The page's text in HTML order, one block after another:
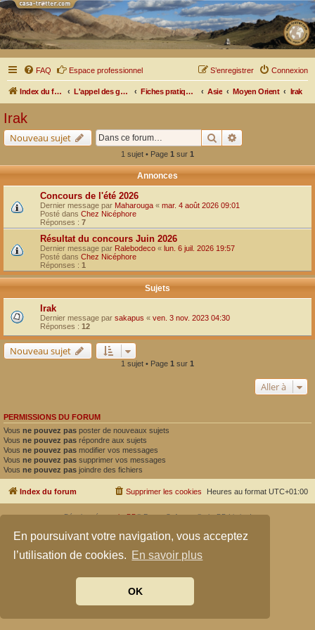
En poursuivant votre navigation, vous acceptez
l’utilisation de cookies. En savoir plus
OK
FAQ Espace professionnel Connexion
S’enregistrer
Index du forum L'appel des grands espaces Fiches pratiques par pays, pistes et bivouacs Asie Moyen Orient Irak
Irak
Nouveau sujet Rechercher
1 sujet • Page 1 sur 1
Annonces
Concours de l'été 2026
Dernier message par Maharouga « mar. 4 août 2026 09:01
Posté dans Chez Nicéphore
Réponses : 7
Résultat du concours Juin 2026
Dernier message par Ralebodeco « lun. 6 juil. 2026 19:57
Posté dans Chez Nicéphore
Réponses : 1
Sujets
Irak
Dernier message par sakapus « ven. 3 nov. 2023 04:30
Réponses : 12
Nouveau sujet
1 sujet • Page 1 sur 1
Aller à
PERMISSIONS DU FORUM
Vous ne pouvez pas poster de nouveaux sujets
Vous ne pouvez pas répondre aux sujets
Vous ne pouvez pas modifier vos messages
Vous ne pouvez pas supprimer vos messages
Vous ne pouvez pas joindre des fichiers
Index du forum Heures au format UTC+01:00
Supprimer les cookies
Développé parphpBB® Forum Software © phpBB Limited
Confidentialité| Conditions